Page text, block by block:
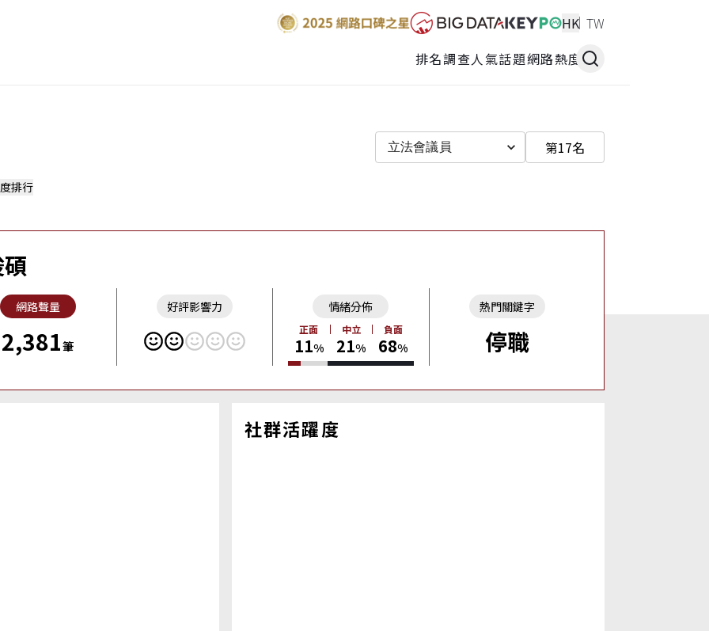
HK TW
排名調查人氣話題網路熱度
立法會議員 第17名
排行
網路聲量
2,381筆
好評影響力 情緒分佈
正面
11%
中立
21%
負面
68%
熱門關鍵字
停職
社群活躍度